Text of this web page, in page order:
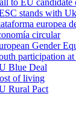
stands with
europea
circular
Gender
participation
Blue Deal
of living
Rural Pact